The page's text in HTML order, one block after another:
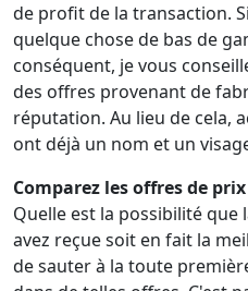
de profit de la transaction.
quelque chose de bas de
conséquent, je vous
des offres provenant de
réputation. Au lieu de cela,
ont déjà un nom et un
Comparez les offres de prix
Quelle est la possibilité
avez reçue soit en fait la
de sauter à la toute